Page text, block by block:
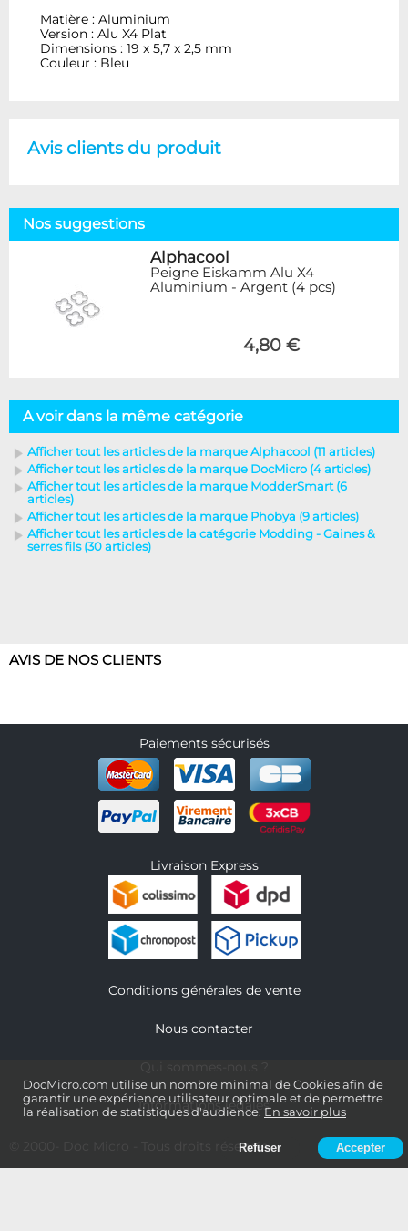
DocMicro.com utilise un nombre minimal de Cookies afin de
garantir une expérience utilisateur optimale et de permettre
la réalisation de statistiques d'audience. En savoir plus
Refuser Accepter
Matière : Aluminium
Version : Alu X4 Plat
Dimensions : 19 x 5,7 x 2,5 mm
Couleur : Bleu
Avis clients du produit
Nos suggestions
Alphacool
Peigne Eiskamm Alu X4
Aluminium - Argent (4 pcs)
4,80 €
A voir dans la même catégorie
Afficher tout les articles de la marque Alphacool (11 articles)
Afficher tout les articles de la marque DocMicro (4 articles)
Afficher tout les articles de la marque ModderSmart (6
articles)
Afficher tout les articles de la marque Phobya (9 articles)
Afficher tout les articles de la catégorie Modding - Gaines &
serres fils (30 articles)
AVIS DE NOS CLIENTS
Paiements sécurisés
Livraison Express
Conditions générales de vente
Nous contacter
Informations légales
- Tous droits réservés